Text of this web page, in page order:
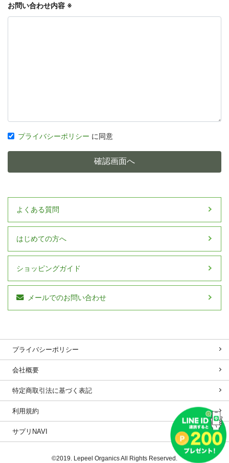
お問い合わせ内容 ※
プライバシーポリシー に同意
よくある質問
はじめての方へ
ショッピングガイド
メールでのお問い合わせ
プライバシーポリシー
会社概要
特定商取引法に基づく表記
利用規約
サプリNAVI
©2019. Lepeel Organics All Rights Reserved.